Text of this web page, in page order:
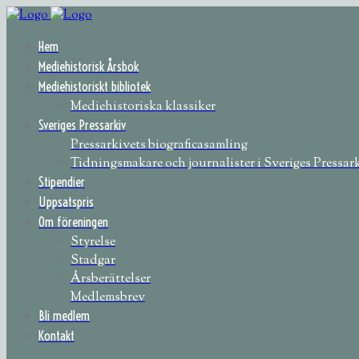
Hem
Mediehistorisk Årsbok
Mediehistoriskt bibliotek
Mediehistoriska klassiker
Sveriges Pressarkiv
Pressarkivets biograficasamling
Tidningsmakare och journalister i Sveriges
Stipendier
Uppsatspris
Om föreningen
Styrelse
Stadgar
Årsberättelser
Medlemsbrev
Bli medlem
Kontakt